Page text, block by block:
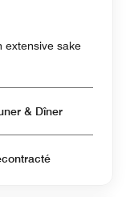
extensive sake
Ouvert pour Petit déjeuner & Déjeuner & Dîner